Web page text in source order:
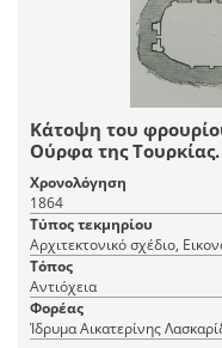
Κάτοψη του
Ούρφα της Τουρκίας.
Χρονολόγηση
1864
Τύπος τεκμηρίου
Αρχιτεκτονικό σχέδιο,
Τόπος
Αντιόχεια
Φορέας
Ίδρυμα Αικατερίνης